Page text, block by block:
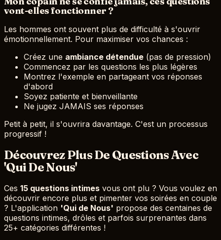
vont-elles fonctionner ?
Les hommes ont souvent plus de difficulté à s'ouvrir
émotionnellement. Pour maximiser vos chances :
Créez une ambiance détendue (pas de pression)
Commencez par les questions les plus légères
Montrez l'exemple en partageant vos réponses
d'abord
Soyez patiente et bienveillante
Ne jugez JAMAIS ses réponses
Petit à petit, il s'ouvrira davantage. C'est un processus
progressif !
Découvrez Plus De Questions Avec
'Qui De Nous'
Ces 15 questions intimes vous ont plu ? Vous voulez en
découvrir encore plus et pimenter vos soirées en couple
? L'application 'Qui de Nous' propose des centaines de
questions intimes, drôles et parfois surprenantes dans
25+ catégories différentes !